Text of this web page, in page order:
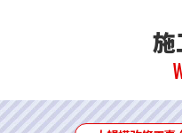
施